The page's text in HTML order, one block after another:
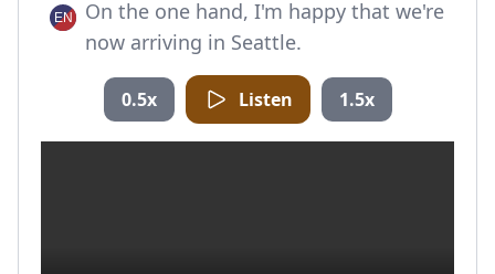
On the one hand, I'm happy that we're
now arriving in Seattle.
0.5x Listen 1.5x